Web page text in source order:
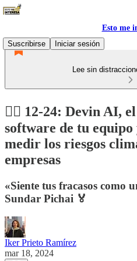
Esto me
Suscribirse
Iniciar sesión
Lee sin
🕵️‍♂️ 12-24: Devin AI,
software de tu
medir los riesgos
empresas
«Siente tus fracasos
Sundar Pichai 🏅
Iker Prieto Ramírez
mar 18, 2024